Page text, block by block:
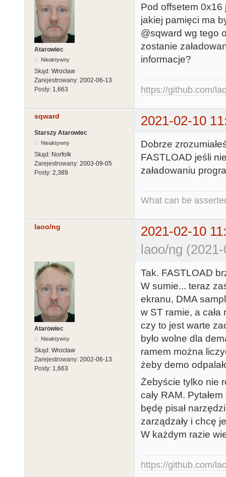
Atarowiec
Nieaktywny
Skąd: Wrocław
Zarejestrowany: 2002-06-13
Posty: 1,663
Pod offsetem
jakiej pamięci ma
@sqward wg tego
zostanie
informacje?
https://github.com/
sqward 2021-02-10
Starszy Atarowiec
Nieaktywny
Skąd: Norfolk
Zarejestrowany: 2003-09-05
Posty: 2,389
Dobrze
FASTLOAD jeśli
załadowaniu
What can be
laoo/ng
2021-02-10
laoo/ng
Atarowiec
Nieaktywny
Skąd: Wrocław
Zarejestrowany: 2002-06-13
Posty: 1,663
Tak. FASTLOAD
W sumie... teraz
ekranu, DMA
w ST ramie, a
czy to jest warte
było wolne dla
ramem można
żeby demo
Żebyście tylko nie
cały RAM.
będę pisał
zarządzały i chcę
W każdym razie
https://github.com/